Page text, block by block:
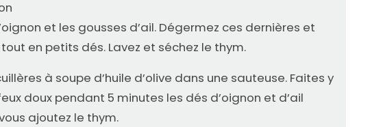
et les gousses d’ail. Dégermez ces dernières et
en petits dés. Lavez et séchez le thym.
à soupe d’huile d’olive dans une sauteuse. Faites y
doux pendant 5 minutes les dés d’oignon et d’ail
ajoutez le thym.